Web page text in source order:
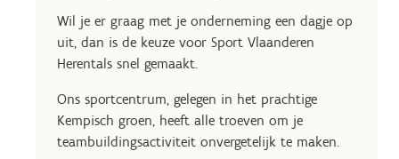
Wil je er graag met je onderneming een dagje op
uit, dan is de keuze voor Sport Vlaanderen
Herentals snel gemaakt.
Ons sportcentrum, gelegen in het prachtige
Kempisch groen, heeft alle troeven om je
teambuildingsactiviteit onvergetelijk te maken.